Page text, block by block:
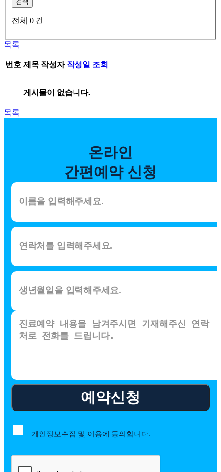
검색
전체 0 건
목록
번호 제목 작성자 작성일 조회
게시물이 없습니다.
목록
온라인
간편예약 신청
예약신청
개인정보수집 및 이용에 동의합니다.